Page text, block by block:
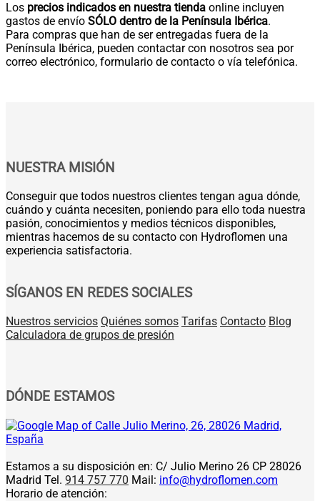
Los precios indicados en nuestra tienda online incluyen
gastos de envío SÓLO dentro de la Península Ibérica.
Para compras que han de ser entregadas fuera de la
Península Ibérica, pueden contactar con nosotros sea por
correo electrónico, formulario de contacto o vía telefónica.
NUESTRA MISIÓN
Conseguir que todos nuestros clientes tengan agua dónde,
cuándo y cuánta necesiten, poniendo para ello toda nuestra
pasión, conocimientos y medios técnicos disponibles,
mientras hacemos de su contacto con Hydroflomen una
experiencia satisfactoria.
SÍGANOS EN REDES SOCIALES
Nuestros servicios Quiénes somos Tarifas Contacto Blog
Calculadora de grupos de presión
DÓNDE ESTAMOS
Estamos a su disposición en: C/ Julio Merino 26 CP 28026
Madrid Tel. 914 757 770 Mail: info@hydroflomen.com
Horario de atención: